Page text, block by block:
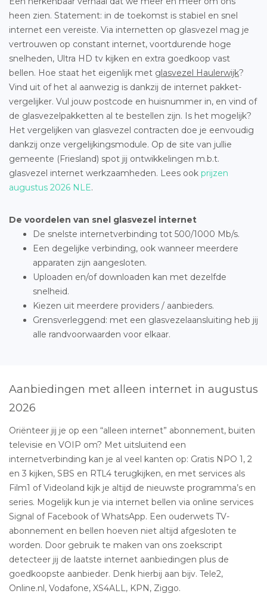
heen zien. Statement: in de toekomst is stabiel en snel
internet een vereiste. Via internetten op glasvezel mag je
vertrouwen op constant internet, voortdurende hoge
snelheden, Ultra HD tv kijken en extra goedkoop vast
bellen. Hoe staat het eigenlijk met glasvezel Haulerwijk?
Vind uit of het al aanwezig is dankzij de internet pakket-
vergelijker. Vul jouw postcode en huisnummer in, en vind of
de glasvezelpakketten al te bestellen zijn. Is het mogelijk?
Het vergelijken van glasvezel contracten doe je eenvoudig
dankzij onze vergelijkingsmodule. Op de site van jullie
gemeente (Friesland) spot jij ontwikkelingen m.b.t.
glasvezel internet werkzaamheden. Lees ook prijzen
augustus 2026 NLE.
De voordelen van snel glasvezel internet
De snelste internetverbinding tot 500/1000 Mb/s.
Een degelijke verbinding, ook wanneer meerdere
apparaten zijn aangesloten.
Uploaden en/of downloaden kan met dezelfde
snelheid.
Kiezen uit meerdere providers / aanbieders.
Grensverleggend: met een glasvezelaansluiting heb jij
alle randvoorwaarden voor elkaar.
Aanbiedingen met alleen internet in augustus
2026
Oriënteer jij je op een “alleen internet” abonnement, buiten
televisie en VOIP om? Met uitsluitend een
internetverbinding kan je al veel kanten op: Gratis NPO 1, 2
en 3 kijken, SBS en RTL4 terugkijken, en met services als
Film1 of Videoland kijk je altijd de nieuwste programma’s en
series. Mogelijk kun je via internet bellen via online services
Signal of Facebook of WhatsApp. Een ouderwets TV-
abonnement en bellen hoeven niet altijd afgesloten te
worden. Door gebruik te maken van ons zoekscript
detecteer jij de laatste internet aanbiedingen plus de
goedkoopste aanbieder. Denk hierbij aan bijv. Tele2,
Online.nl, Vodafone, XS4ALL, KPN, Ziggo.